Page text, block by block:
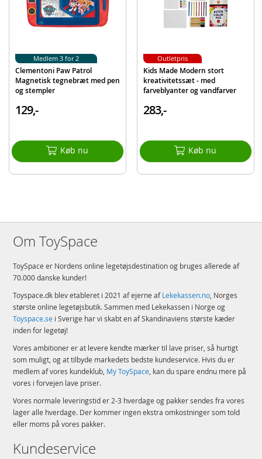
Clementoni Paw Patrol
Magnetisk tegnebræt med pen
og stempler
129,-
Køb nu
Medlem 3 for 2
Kids Made Modern stort
kreativitetssæt - med
farveblyanter og vandfarver
283,-
Køb nu
Outletpris
Om ToySpace
ToySpace er Nordens online legetøjsdestination og bruges allerede af
70.000 danske kunder!
Toyspace.dk blev etableret i 2021 af ejerne afLekekassen.no, Norges
største online legetøjsbutik. Sammen med Lekekassen i Norge og
Toyspace.se i Sverige har vi skabt en af Skandinaviens største kæder
inden for legetøj!
Vores ambitioner er at levere kendte mærker til lave priser, så hurtigt
som muligt, og at tilbyde markedets bedste kundeservice. Hvis du er
medlem af vores kundeklub, My ToySpace, kan du spare endnu mere på
vores i forvejen lave priser.
Vores normale leveringstid er 2-3 hverdage og pakker sendes fra vores
lager alle hverdage. Der kommer ingen ekstra omkostninger som told
eller moms på vores pakker.
Kundeservice